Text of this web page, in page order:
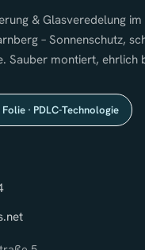
& Glasveredelung
– Sonnenschutz,
Sauber montiert, ehrlich
· PDLC-Technologie